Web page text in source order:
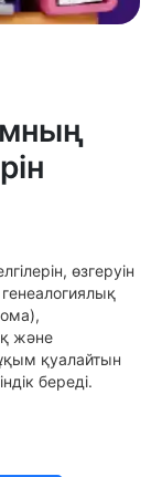
өзгеруін
генеалогиялық
және
қуалайтын
береді.